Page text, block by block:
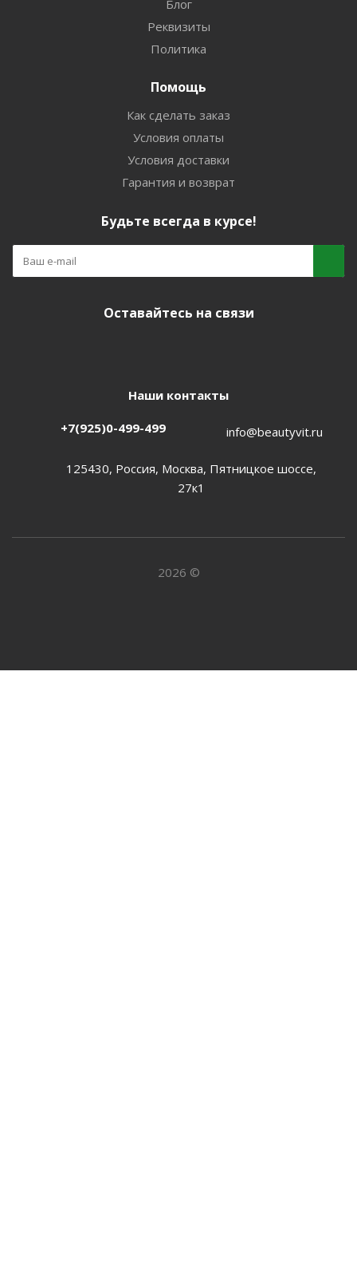
Блог
Реквизиты
Политика
Помощь
Как сделать заказ
Условия оплаты
Условия доставки
Гарантия и возврат
Будьте всегда в курсе!
Оставайтесь на связи
Наши контакты
+7(925)0-499-499 info@beautyvit.ru
125430, Россия, Москва, Пятницкое шоссе,
27к1
2026 ©